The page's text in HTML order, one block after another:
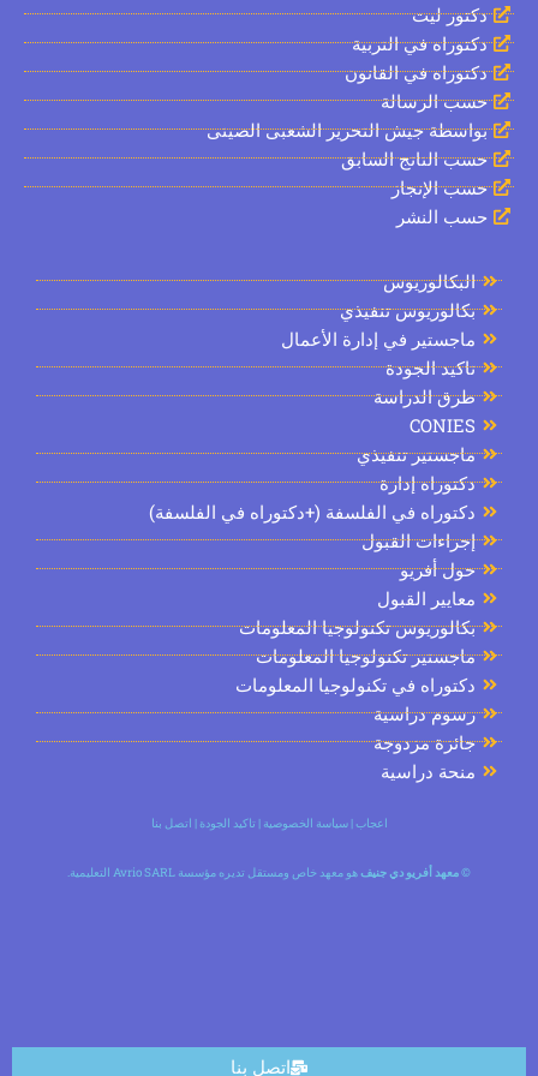
ليت
في التربية
في القانون
الرسالة
جيش التحرير الشعبى الصينى
الناتج السابق
الإنجاز
النشر
تنفيذي
في إدارة الأعمال
الجودة
الدراسة
تنفيذي
إدارة
في الفلسفة (+دكتوراه في الفلسفة)
القبول
أفريو
القبول
تكنولوجيا المعلومات
تكنولوجيا المعلومات
في تكنولوجيا المعلومات
دراسية
مزدوجة
دراسية
سياسة الخصوصية|تاكيد الجودة| اتصل بنا
معهد أفريو دي جنيف هو معهد خاص ومستقل تديره مؤسسة Avrio SARL التعليمية.
اتصل بنا